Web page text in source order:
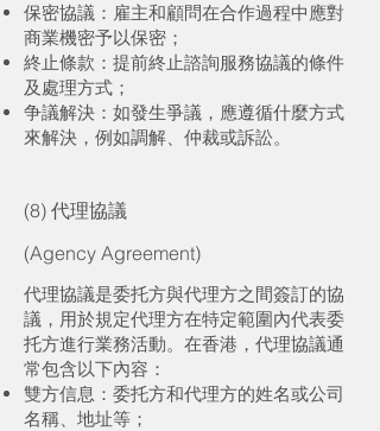
保密協議：雇主和顧問在合作過程中應對
商業機密予以保密；
終止條款：提前終止諮詢服務協議的條件
及處理方式；
争議解決：如發生爭議，應遵循什麼方式
來解決，例如調解、仲裁或訴訟。
(8) 代理協議
(Agency Agreement)
代理協議是委托方與代理方之間簽訂的協
議，用於規定代理方在特定範圍內代表委
托方進行業務活動。在香港，代理協議通
常包含以下內容：
雙方信息：委托方和代理方的姓名或公司
名稱、地址等；